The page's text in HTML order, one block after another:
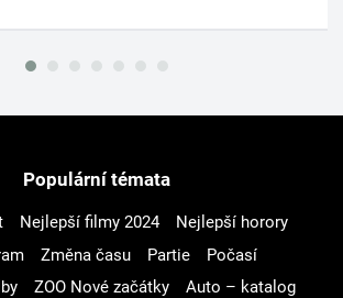
Populární témata
Nejlepší filmy 2024
Nejlepší horory
Změna času Partie
Počasí
ZOO Nové začátky
Auto – katalog